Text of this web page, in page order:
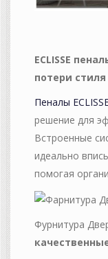
ECLISSE
потери стиля
Пеналы
решение для
Встроенные
идеально
помогая
Фурнитура